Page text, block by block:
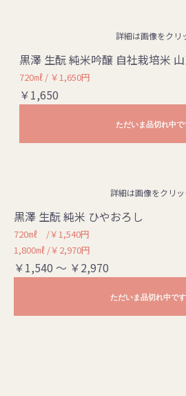
詳細は画像をクリ
黒澤 生酛 純米吟醸 自社栽培米
720㎖ / ￥1,650円
￥1,650
ただいま品切れ中で
詳細は画像をクリッ
黒澤 生酛 純米 ひやおろし
720㎖ /￥1,540円
1,800㎖ /￥2,970円
￥1,540 ～ ￥2,970
ただいま品切れ中です